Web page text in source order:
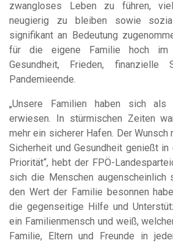
zwangloses Leben zu führen,
neugierig zu bleiben sowie
signifikant an Bedeutung
für die eigene Familie hoch im
Gesundheit, Frieden, finanzielle
Pandemieende.
„Unsere Familien haben sich als
erwiesen. In stürmischen Zeiten
mehr ein sicherer Hafen. Der Wunsch
Sicherheit und Gesundheit genießt
Priorität“, hebt der FPÖ-
sich die Menschen augenscheinlich
den Wert der Familie besonnen
die gegenseitige Hilfe und
ein Familienmensch und weiß,
Familie, Eltern und Freunde in